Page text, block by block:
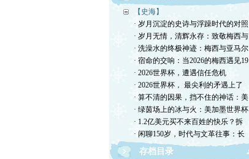
【史海】
· 岁月沉淀的史诗与浮躁时代的对照
· 岁月无情，清辉永存：致敬梅西与
· 洗澡水的终极神迹：梅西与亚马尔
· 宿命的交响：当2026的梅西遇见19
· 2026世界杯，遭遇信任危机
· 2026世界杯， 最尖利的矛遇上了
· 算不清的因果，挡不住的神话：美
· 绿茵场上的冰与火：美加墨世界杯
· 1.2亿美元买不来百姓的快乐？拆
· 闲聊150岁，时代与文革往事：长
存档目录